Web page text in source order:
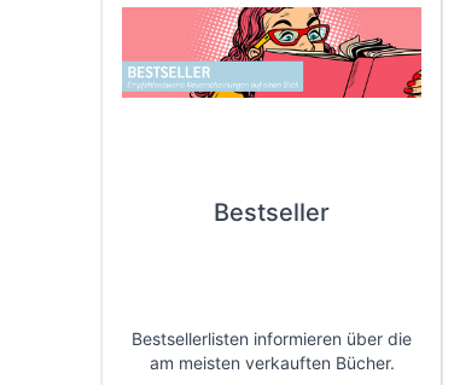
Bestseller
Bestsellerlisten informieren über die
am meisten verkauften Bücher.